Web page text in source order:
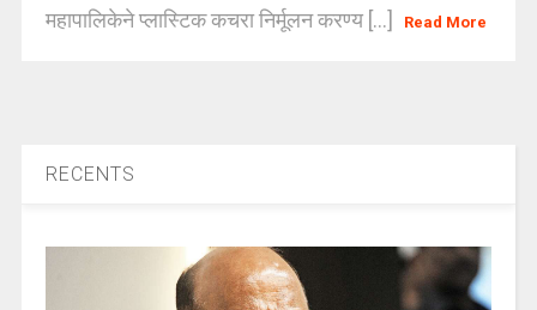
महापालिकेने प्लास्टिक कचरा निर्मूलन करण्य [...]
Read More
RECENTS